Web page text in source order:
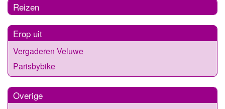
Reizen
Erop uit
Vergaderen Veluwe
Parisbybike
Overige